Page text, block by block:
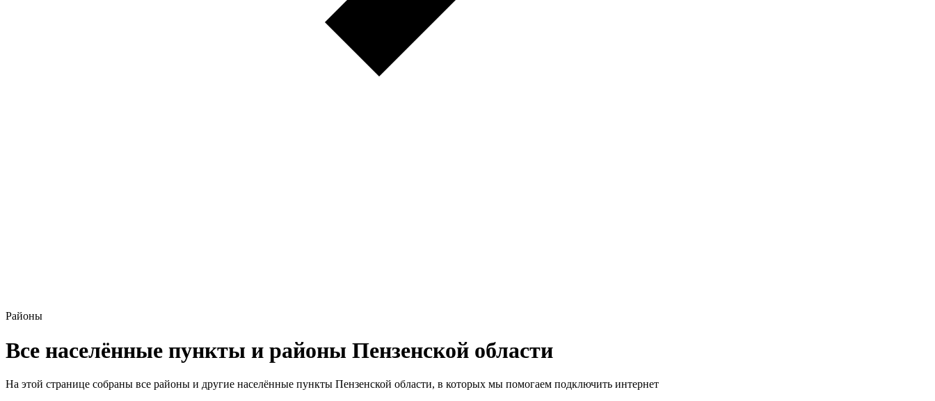
Районы
Все населённые пункты и районы Пензенской области
На этой странице собраны все районы и другие населённые пункты Пензенской области, в которых мы помогаем подключить интернет